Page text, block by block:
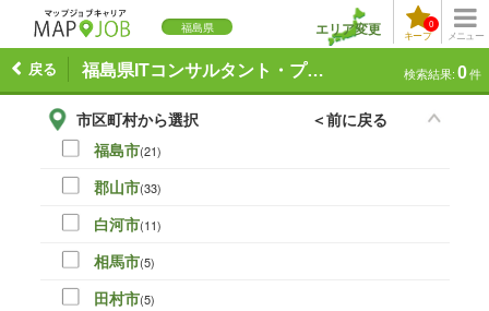
福島県
メニュー
キープ
0
エリア変更
福島県ITコンサルタント・プリセールスの求人一覧
戻る 検索結果: 0件
市区町村から選択
＜前に戻る
福島市(21)
郡山市(33)
白河市(11)
相馬市(5)
田村市(5)